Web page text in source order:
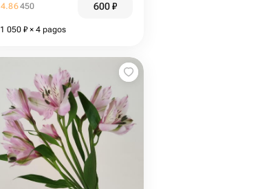
4.86450 600₽
1 050 ₽ × 4 pagos